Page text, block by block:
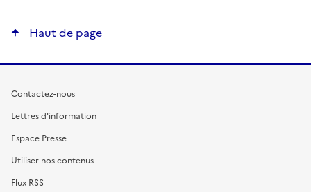
Haut de page
Contactez-nous
Lettres d'information
Espace Presse
Utiliser nos contenus
Flux RSS